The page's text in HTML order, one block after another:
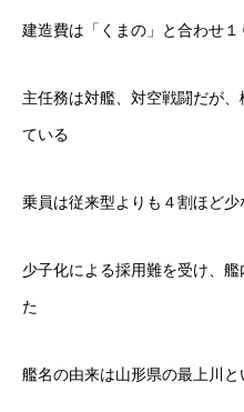
建造費は「くまの」と合わせ１
主任務は対艦、対空戦闘だが
ている
乗員は従来型よりも４割ほど少
少子化による採用難を受け、
た
艦名の由来は山形県の最上川と